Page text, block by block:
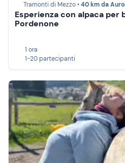
Tramonti di Mezzo •40 km da
Esperienza con alpaca per
Pordenone
1 ora
1-20 partecipanti